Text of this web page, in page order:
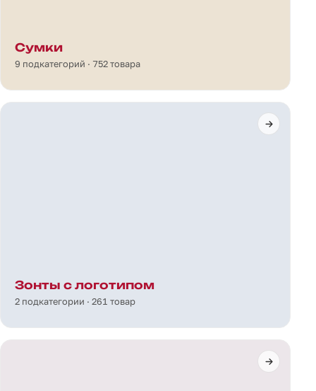
Сумки
9 подкатегорий · 752 товара
Зонты с логотипом
2 подкатегории · 261 товар